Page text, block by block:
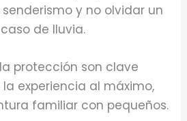
y no olvidar un
de lluvia.
protección son clave
experiencia al máximo,
familiar con pequeños.